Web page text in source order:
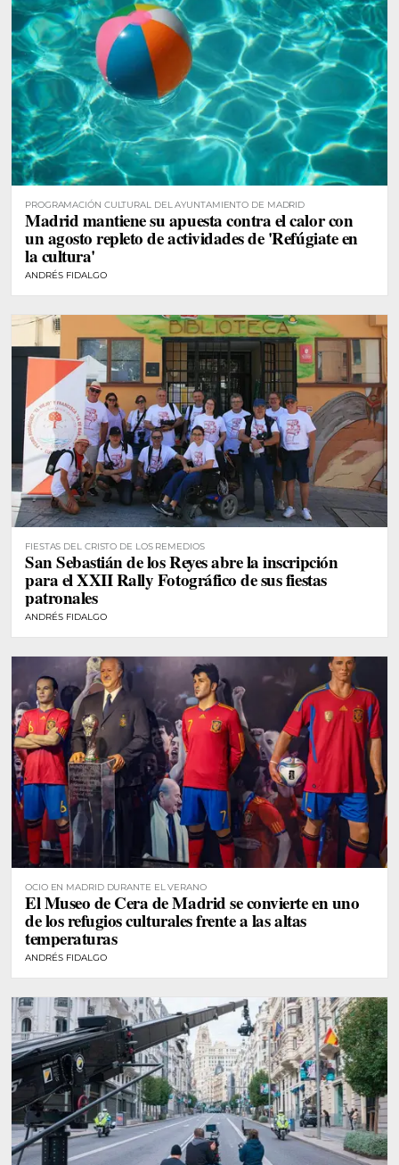
PROGRAMACIÓN CULTURAL DEL AYUNTAMIENTO DE MADRID
Madrid mantiene su apuesta contra el calor con
un agosto repleto de actividades de 'Refúgiate en
la cultura'
ANDRÉS FIDALGO
FIESTAS DEL CRISTO DE LOS REMEDIOS
San Sebastián de los Reyes abre la inscripción
para el XXII Rally Fotográfico de sus fiestas
patronales
ANDRÉS FIDALGO
OCIO EN MADRID DURANTE EL VERANO
El Museo de Cera de Madrid se convierte en uno
de los refugios culturales frente a las altas
temperaturas
ANDRÉS FIDALGO